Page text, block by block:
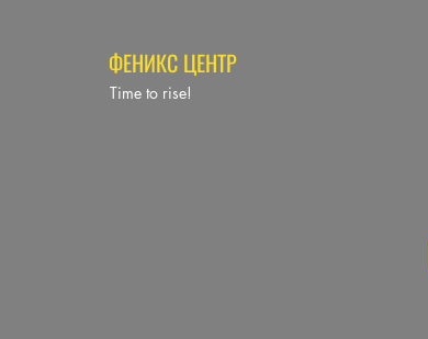
ФЕНИКС ЦЕНТР
Time to rise!